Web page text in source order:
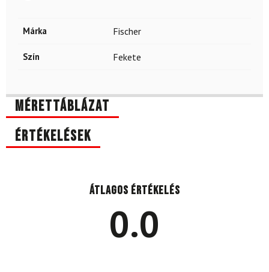
Márka Fischer
Szín Fekete
Mérettáblázat
Értékelések
Átlagos értékelés
0.0